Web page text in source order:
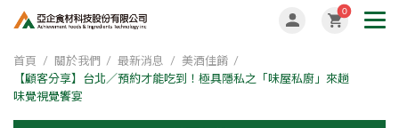
0
首頁 關於我們 最新消息
美酒佳餚
【顧客分享】台北／預約才能吃到！極具隱私之「味屋私廚」來趟
味覺視覺饗宴